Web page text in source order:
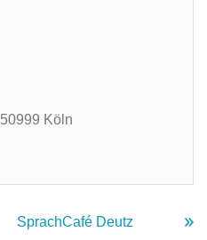
50999 Köln
SprachCafé Deutz